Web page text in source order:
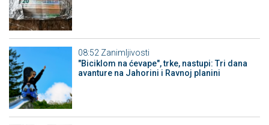
08:52 Zanimljivosti
"Biciklom na ćevape", trke, nastupi: Tri dana
avanture na Jahorini i Ravnoj planini